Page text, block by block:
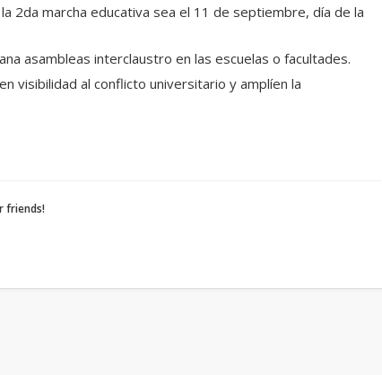
2da marcha educativa sea el 11 de septiembre, día de la
asambleas interclaustro en las escuelas o facultades.
visibilidad al conflicto universitario y amplíen la
friends!